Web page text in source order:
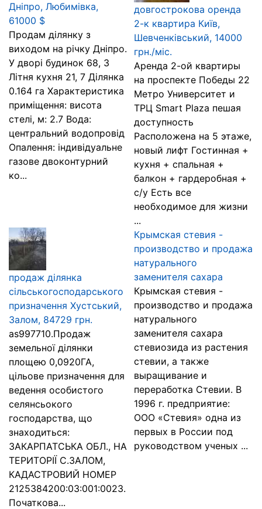
Дніпро, Любимівка,
61000 $
Продам ділянку з
виходом на річку Дніпро.
У дворі будинок 68, 3
Літня кухня 21, 7 Ділянка
0.164 га Характеристика
приміщення: висота
стелі, м: 2.7 Вода:
центральний водопровід
Опалення: індивідуальне
газове двоконтурний
ко...
довгострокова оренда
2-к квартира Київ,
Шевченківський, 14000
грн./міс.
Аренда 2-ой квартиры
на проспекте Победы 22
Метро Университет и
ТРЦ Smart Plaza пешая
доступность
Расположена на 5 этаже,
новый лифт Гостинная +
кухня + спальная +
балкон + гардеробная +
с/у Есть все
необходимое для жизни
...
продаж ділянка
сільськогосподарського
призначення Хустський,
Залом, 84729 грн.
as997710.Продаж
земельної ділянки
площею 0,0920ГА,
цільове призначення для
ведення особистого
селянсьокого
господарства, що
знаходиться:
ЗАКАРПАТСЬКА ОБЛ., НА
ТЕРИТОРІЇ С.ЗАЛОМ,
КАДАСТРОВИЙ НОМЕР
2125384200:03:001:0023.
Початкова...
Крымская стевия -
производство и продажа
натурального
заменителя сахара
Крымская стевия -
производство и продажа
натурального
заменителя сахара
стевиозида из растения
стевии, а также
выращивание и
переработка Стевии. В
1996 г. предприятие:
ООО «Стевия» одна из
первых в России под
руководством ученых ...